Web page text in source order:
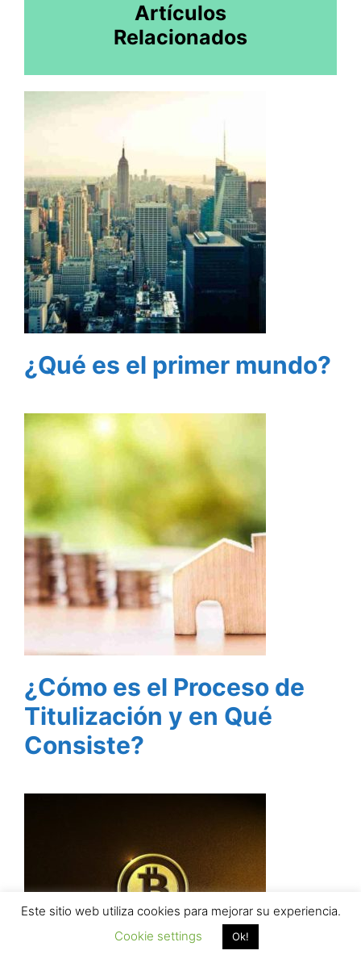
Artículos
Relacionados
¿Qué es el primer mundo?
¿Cómo es el Proceso de
Titulización y en Qué
Consiste?
Este sitio web utiliza cookies para mejorar su experiencia.
Cookie settings
Ok!